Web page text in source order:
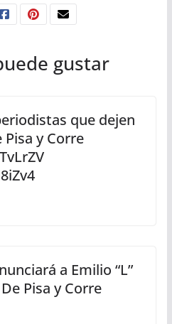
gustar
que dejen
y Corre
a Emilio “L”
Pisa y Corre